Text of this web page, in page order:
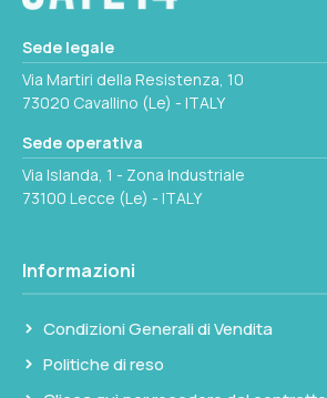
Sede legale
Via Martiri della Resistenza, 10
73020 Cavallino (Le) - ITALY
Sede operativa
Via Islanda, 1 - Zona Industriale
73100 Lecce (Le) - ITALY
Informazioni
Condizioni Generali di Vendita
Politiche di reso